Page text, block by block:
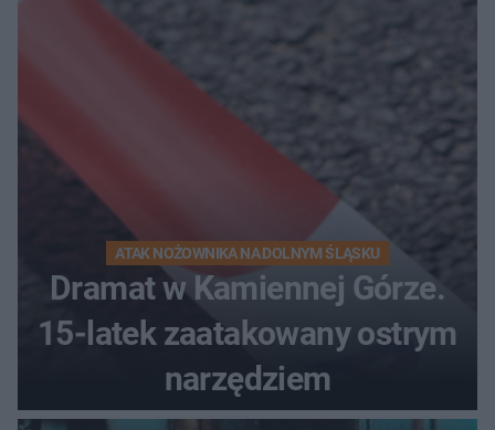
ATAK NOŻOWNIKA NA DOLNYM ŚLĄSKU
Dramat w Kamiennej Górze.
15-latek zaatakowany ostrym
narzędziem